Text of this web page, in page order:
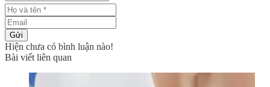
Gửi
Hiện chưa có bình luận nào!
Bài viết liên quan